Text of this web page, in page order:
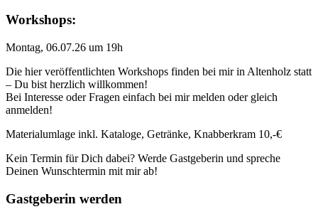
Workshops:
Montag, 06.07.26 um 19h
Die hier veröffentlichten Workshops finden bei mir in Altenholz statt
– Du bist herzlich willkommen!
Bei Interesse oder Fragen einfach bei mir melden oder gleich
anmelden!
Materialumlage inkl. Kataloge, Getränke, Knabberkram 10,-€
Kein Termin für Dich dabei? Werde Gastgeberin und spreche
Deinen Wunschtermin mit mir ab!
Gastgeberin werden